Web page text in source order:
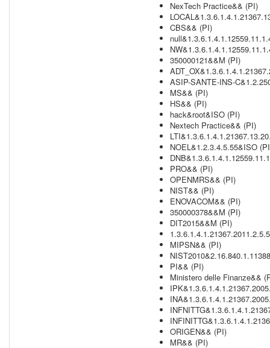
NexTech Practice&& (PI)
CBS&& (PI)
350000121&&M (PI)
ASIP-SANTE-INS-
MS&& (PI)
HS&& (PI)
hack&root&ISO (PI)
Nextech Practice&& (PI)
NOEL&1.2.3.4.5.55&ISO
PRO&& (PI)
OPENMRS&& (PI)
NIST&& (PI)
ENOVACOM&& (PI)
350000378&&M (PI)
DIT2015&&M (PI)
MIPSN&& (PI)
PI&& (PI)
Ministero delle Finanze&&
ORIGEN&& (PI)
MR&& (PI)